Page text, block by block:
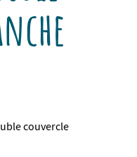
couvercle